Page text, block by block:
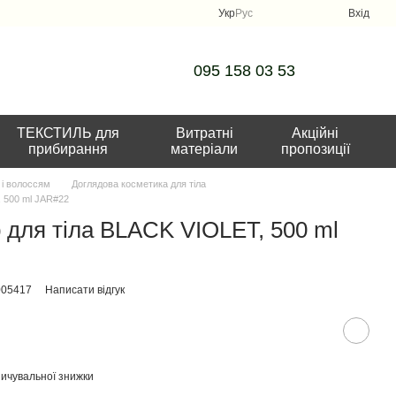
УкрРус Вхід
095 158 03 53
ТЕКСТИЛЬ для
прибирання
Витратні
матеріали
Акційні
пропозиції
волоссям
Доглядова косметика для тіла
500 ml JAR#22
тіла BLACK VIOLET, 500 ml
Написати відгук
знижки